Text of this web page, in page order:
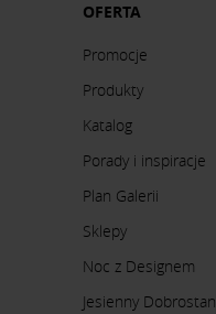
OFERTA
Promocje
Produkty
Katalog
Porady i inspiracje
Plan Galerii
Sklepy
Noc z Designem
Jesienny Dobrostan